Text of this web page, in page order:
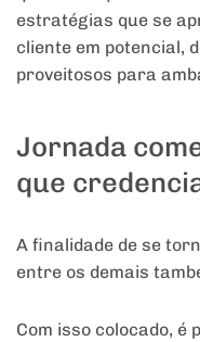
estratégias que se
cliente em potencial,
proveitosos para
Jornada
que
A finalidade de se
entre os demais
Com isso colocado,